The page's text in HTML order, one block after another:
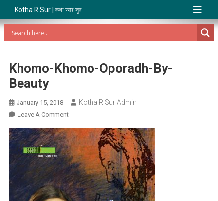
Kotha R Sur | কথা আর সুর
Khomo-Khomo-Oporadh-By-
Beauty
January 15, 2018 Kotha R Sur Admin
Leave A CommentOn
Khomo-
Oporadh-
By-
Beauty